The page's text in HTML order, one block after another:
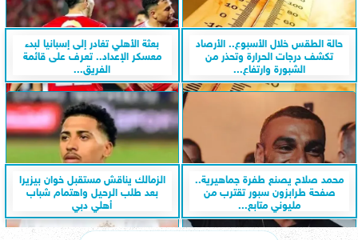
حالة الطقس خلال الأسبوع.. الأرصاد
تكشف درجات الحرارة وتحذر من
الشبورة وارتفاع...
بعثة الأهلي تغادر إلى إسبانيا لبدء
معسكر الإعداد.. تعرف على قائمة
الفريق...
محمد صلاح يصنع طفرة جماهيرية..
صفحة طرابزون سبور تقترب من
مليوني متابع...
الزمالك يناقش مستقبل خوان بيزيرا
بعد طلب الرحيل واهتمام شباب
أهلي دبي